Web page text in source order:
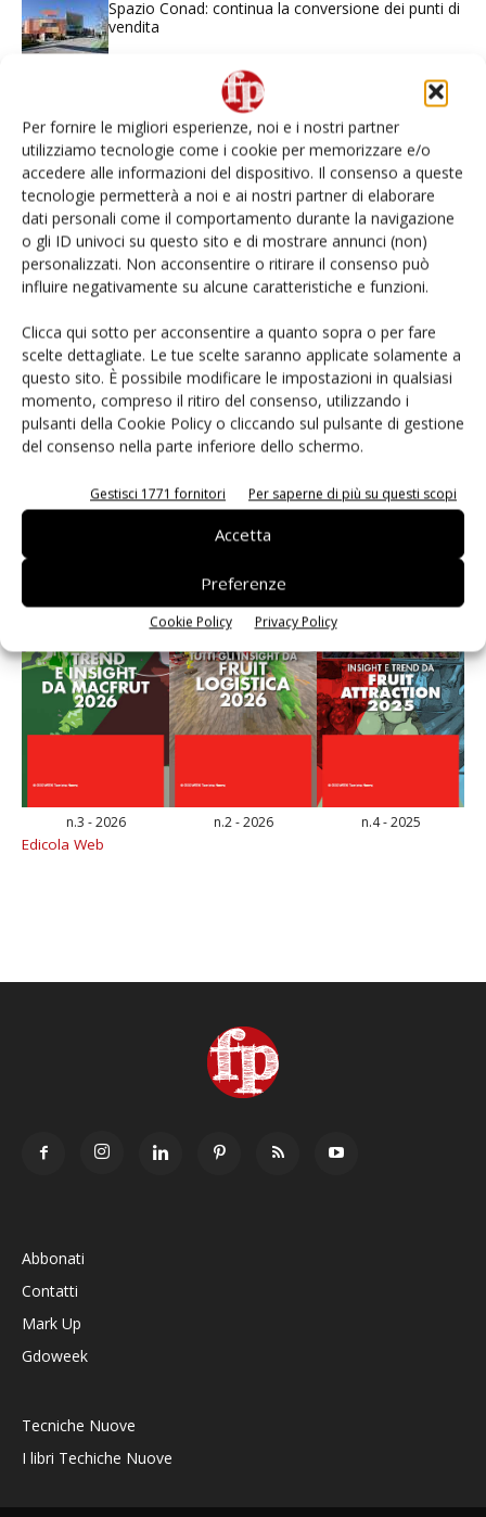
Per fornire le migliori esperienze, noi e i nostri partner
utilizziamo tecnologie come i cookie per memorizzare e/o
accedere alle informazioni del dispositivo. Il consenso a queste
tecnologie permetterà a noi e ai nostri partner di elaborare
dati personali come il comportamento durante la navigazione
o gli ID univoci su questo sito e di mostrare annunci (non)
personalizzati. Non acconsentire o ritirare il consenso può
influire negativamente su alcune caratteristiche e funzioni.
Clicca qui sotto per acconsentire a quanto sopra o per fare
scelte dettagliate. Le tue scelte saranno applicate solamente a
questo sito. È possibile modificare le impostazioni in qualsiasi
momento, compreso il ritiro del consenso, utilizzando i
pulsanti della Cookie Policy o cliccando sul pulsante di gestione
del consenso nella parte inferiore dello schermo.
Gestisci 1771 fornitori Per saperne di più su questi scopi
Accetta
Preferenze
Cookie Policy Privacy Policy
Spazio Conad: continua la conversione dei punti di
vendita
Non è una susina: è Metis… e può rivoluzionare la
L’ortofrutta di Extra Supermercati tra localismo e
Ai #Repartofresh
Andamento prezzi ortofrutta in Italia al 27 luglio
2026
Leonardo Odorizzi: “Dobbiamo creare stupore nel
punto di vendita” #vocidellortofrutta
n.3 - 2026 n.2 - 2026 n.4 - 2025
Edicola Web
Abbonati
Contatti
Mark Up
Gdoweek
Tecniche Nuove
I libri Techiche Nuove